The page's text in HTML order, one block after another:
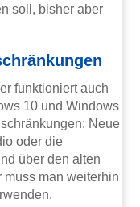
soll, bisher aber
funktioniert auch
10 und Windows
Neue
oder die
über den alten
man weiterhin